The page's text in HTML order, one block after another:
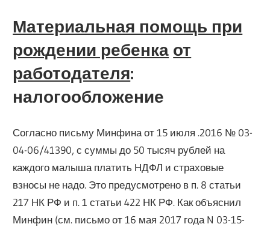
Материальная помощь при
рождении ребенка от
работодателя:
налогообложение
Согласно письму Минфина от 15 июля .2016 № 03-
04-06/41390, с суммы до 50 тысяч рублей на
каждого малыша платить НДФЛ и страховые
взносы не надо. Это предусмотрено в п. 8 статьи
217 НК РФ и п. 1 статьи 422 НК РФ. Как объяснил
Минфин (см. письмо от 16 мая 2017 года N 03-15-